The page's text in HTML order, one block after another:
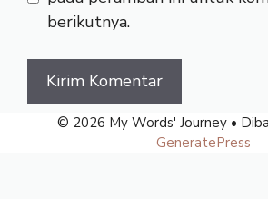
berikutnya.
© 2026 My Words' Journey •
GeneratePress